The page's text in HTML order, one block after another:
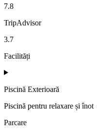
7.8
TripAdvisor
3.7
Facilități
Piscină Exterioară
Piscină pentru relaxare și înot
Parcare